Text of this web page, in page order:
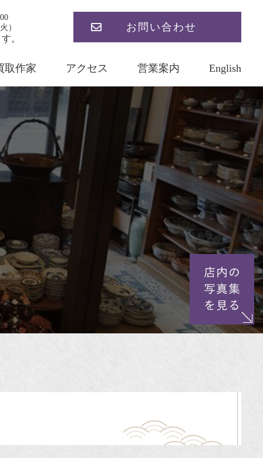
）
。
お問い合わせ
取作家 アクセス 営業案内 English